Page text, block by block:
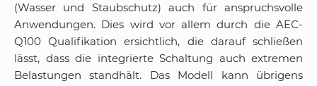
(Wasser und Staubschutz) auch für anspruchsvolle
Anwendungen. Dies wird vor allem durch die AEC-
Q100 Qualifikation ersichtlich, die darauf schließen
lässt, dass die integrierte Schaltung auch extremen
Belastungen standhält. Das Modell kann übrigens